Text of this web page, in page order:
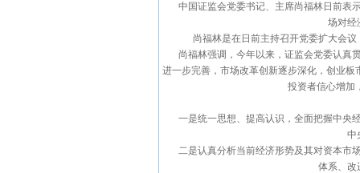
中国证监会党委书记、主席尚福林日前表示
场对经
尚福林是在日前主持召开党委扩大会议
尚福林强调，今年以来，证监会党委认真贯
进一步完善，市场改革创新逐步深化，创业板
投资者信心增加
一是统一思想、提高认识，全面把握中央经
中
二是认真分析当前经济形势及其对资本市场
体系、改